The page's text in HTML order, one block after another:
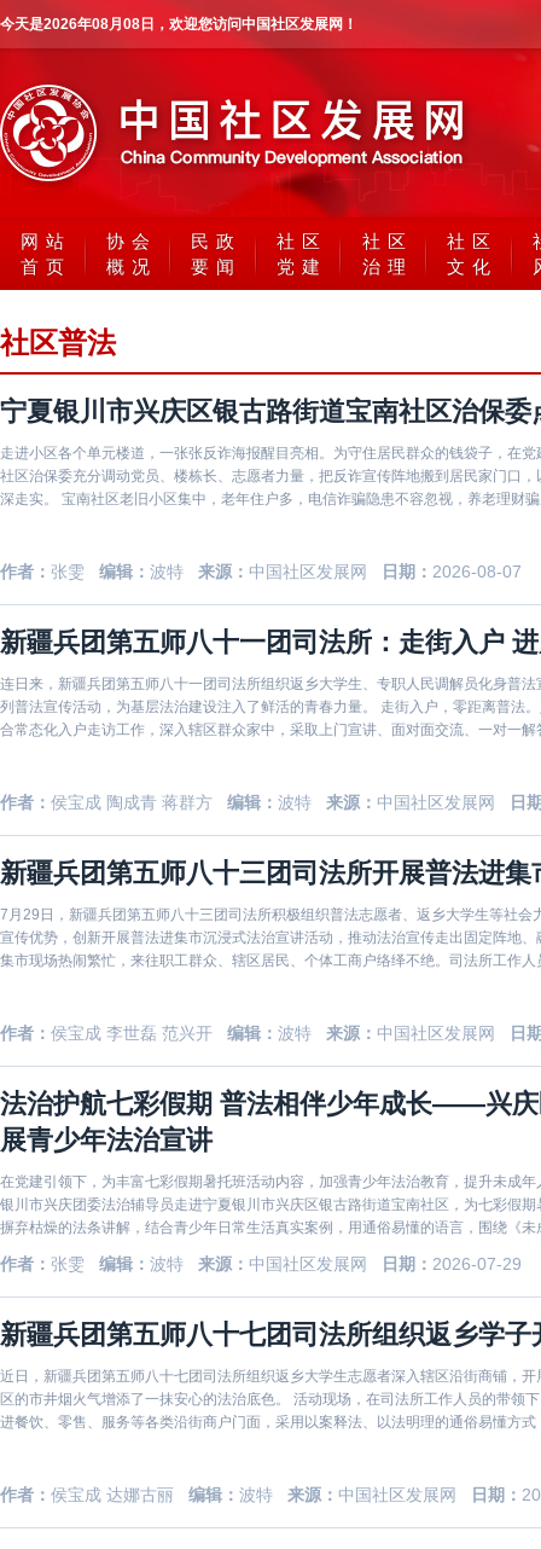
今天是2026年08月08日 ，欢迎您访问中国社区发展网！
网站
首页
协会
概况
民政
要闻
社区
党建
社区
治理
社区
文化
社区普法
宁夏银川市兴庆区银古路街道宝南社区治保
走进小区各个单元楼道，一张张反诈海报醒目亮相。为守住居民群众的钱袋子，在
社区治保委充分调动党员、楼栋长、志愿者力量，把反诈宣传阵地搬到居民家门口
深走实。 宝南社区老旧小区集中，老年住户多，电信诈骗隐患不容忽视，养老理财骗局、刷单返利、冒充客服退款、游戏充值诈骗等套路层出不
作者： 张雯 编辑： 波特 来源： 中国社区发展网 日期： 2026-08-07
新疆兵团第五师八十一团司法所：走街入户
连日来，新疆兵团第五师八十一团司法所组织返乡大学生、专职人民调解员化身普
列普法宣传活动，为基层法治建设注入了鲜活的青春力量。 走街入户，零距离普法
合常态化入户走访工作，深入辖区群众家中，采取上门宣讲、面对面交流、一对一
作者： 侯宝成 陶成青 蒋群方 编辑： 波特 来源： 中国社区发展网 日
新疆兵团第五师八十三团司法所开展普法进集
7月29日，新疆兵团第五师八十三团司法所积极组织普法志愿者、返乡大学生等社
宣传优势，创新开展普法进集市沉浸式法治宣讲活动，推动法治宣传走出固定阵地
集市现场热闹繁忙，来往职工群众、辖区居民、个体工商户络绎不绝。司法所工作
作者： 侯宝成 李世磊 范兴开 编辑： 波特 来源： 中国社区发展网 日
法治护航七彩假期 普法相伴少年成长——兴
展青少年法治宣讲
在党建引领下，为丰富七彩假期暑托班活动内容，加强青少年法治教育，提升未成
银川市兴庆团委法治辅导员走进宁夏银川市兴庆区银古路街道宝南社区，为七彩假期暑托班青少年
摒弃枯燥的法条讲解，结合青少年日常生活真实案例，用通俗易懂的语言，围绕《
作者： 张雯 编辑： 波特 来源： 中国社区发展网 日期： 2026-07-29
新疆兵团第五师八十七团司法所组织返乡学
近日，新疆兵团第五师八十七团司法所组织返乡大学生志愿者深入辖区沿街商铺，
区的市井烟火气增添了一抹安心的法治底色。 活动现场，在司法所工作人员的带领
进餐饮、零售、服务等各类沿街商户门面，采用以案释法、以法明理的通俗易懂方
作者： 侯宝成 达娜古丽 编辑： 波特 来源： 中国社区发展网 日期：